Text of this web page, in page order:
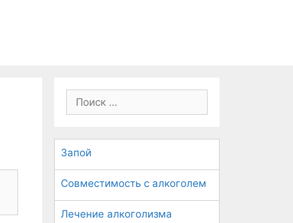
о
с
к
:
Запой
Совместимость с алкоголем
Лечение алкоголизма